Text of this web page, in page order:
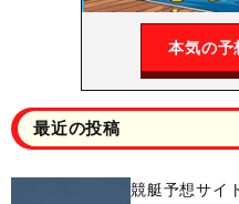
本気の予
最近の投稿
競艇予想サイ